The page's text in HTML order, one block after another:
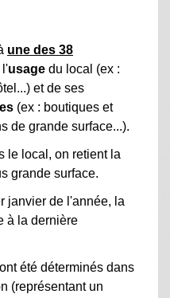
une des 38
l'usage du local (ex :
et de ses
(ex : boutiques et
de grande surface...).
le local, on retient la
grande surface.
janvier de l'année, la
à la dernière
ont été déterminés dans
(représentant un